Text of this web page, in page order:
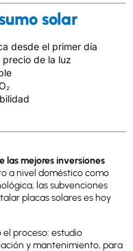
solar
desde el primer día
de la luz
las mejores inversiones
a nivel doméstico como
las subvenciones
placas solares es hoy
proceso: estudio
y mantenimiento, para